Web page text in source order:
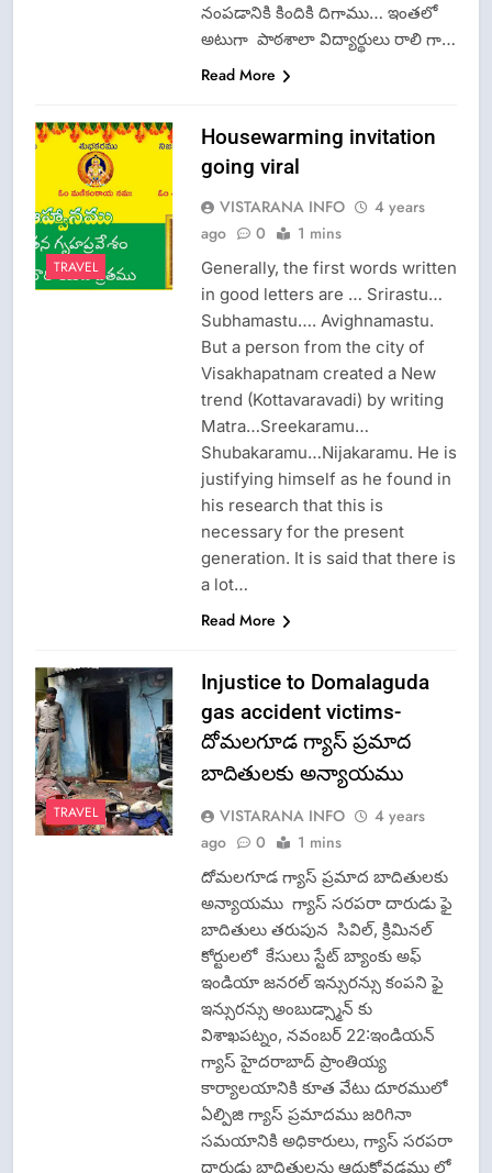
నంపడానికి కిందికి దిగాము… ఇంతలో
అటుగా పాఠశాలా విద్యార్థులు రాలి గా…
Read More
TRAVEL
Housewarming invitation
going viral
VISTARANA INFO
4 years
ago
0 1 mins
Generally, the first words written
in good letters are … Srirastu…
Subhamastu…. Avighnamastu.
But a person from the city of
Visakhapatnam created a New
trend (Kottavaravadi) by writing
Matra…Sreekaramu…
Shubakaramu…Nijakaramu. He is
justifying himself as he found in
his research that this is
necessary for the present
generation. It is said that there is
a lot…
Read More
TRAVEL
Injustice to Domalaguda
gas accident victims-
దోమలగూడ గ్యాస్ ప్రమాద
బాదితులకు అన్యాయము
VISTARANA INFO
4 years
ago
0 1 mins
దోమలగూడ గ్యాస్ ప్రమాద బాదితులకు
అన్యాయము గ్యాస్ సరపరా దారుడు ఫై
బాదితులు తరుపున సివిల్, క్రిమినల్
కోర్టులలో కేసులు స్టేట్ బ్యాంకు అఫ్
ఇండియా జనరల్ ఇన్సురన్సు కంపని ఫై
ఇన్సురన్సు అంబుడ్స్మాన్ కు
విశాఖపట్నం, నవంబర్ 22:ఇండియన్
గ్యాస్ హైదరాబాద్ ప్రాంతియ్య
కార్యాలయానికి కూత వేటు దూరములో
ఏల్పిజి గ్యాస్ ప్రమాదము జరిగినా
సమయానికి అధికారులు, గ్యాస్ సరపరా
దారుడు బాదితులను ఆదుకోవడము లో